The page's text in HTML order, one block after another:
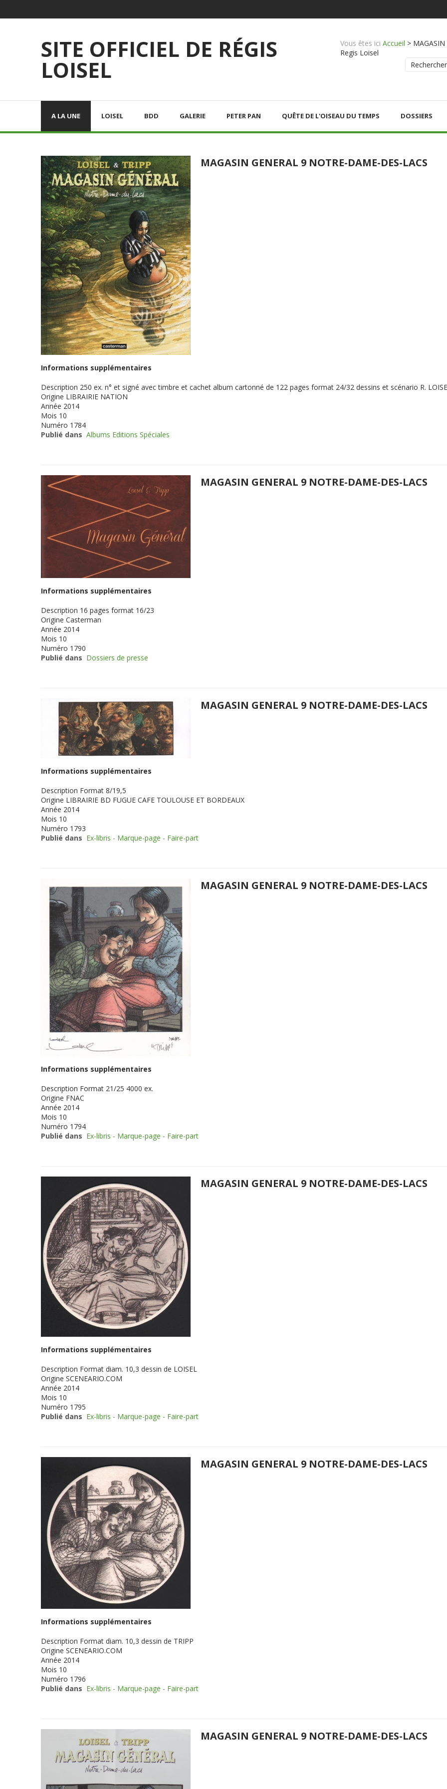
SITE OFFICIEL DE RÉGIS
LOISEL
Vous êtes ici Accueil >
Regis Loisel
Rechercher
A LA UNE LOISEL BDD GALERIE PETER PAN QUÊTE DE L'OISEAU DU TEMPS DOSSIERS
MAGASIN GENERAL 9 NOTRE-DAME-DES-LACS
Informations supplémentaires
Description 250 ex. n° et signé avec timbre et cachet album cartonné de 122 pages format 24/32 dessins et scénario R.
Origine LIBRAIRIE NATION
Année 2014
Mois 10
Numéro 1784
Publié dans Albums Editions Spéciales
MAGASIN GENERAL 9 NOTRE-DAME-DES-LACS
Informations supplémentaires
Description 16 pages format 16/23
Origine Casterman
Année 2014
Mois 10
Numéro 1790
Publié dans Dossiers de presse
MAGASIN GENERAL 9 NOTRE-DAME-DES-LACS
Informations supplémentaires
Description Format 8/19,5
Origine LIBRAIRIE BD FUGUE CAFE TOULOUSE ET BORDEAUX
Année 2014
Mois 10
Numéro 1793
Publié dans Ex-libris - Marque-page - Faire-part
MAGASIN GENERAL 9 NOTRE-DAME-DES-LACS
Informations supplémentaires
Description Format 21/25 4000 ex.
Origine FNAC
Année 2014
Mois 10
Numéro 1794
Publié dans Ex-libris - Marque-page - Faire-part
MAGASIN GENERAL 9 NOTRE-DAME-DES-LACS
Informations supplémentaires
Description Format diam. 10,3 dessin de LOISEL
Origine SCENEARIO.COM
Année 2014
Mois 10
Numéro 1795
Publié dans Ex-libris - Marque-page - Faire-part
MAGASIN GENERAL 9 NOTRE-DAME-DES-LACS
Informations supplémentaires
Description Format diam. 10,3 dessin de TRIPP
Origine SCENEARIO.COM
Année 2014
Mois 10
Numéro 1796
Publié dans Ex-libris - Marque-page - Faire-part
MAGASIN GENERAL 9 NOTRE-DAME-DES-LACS